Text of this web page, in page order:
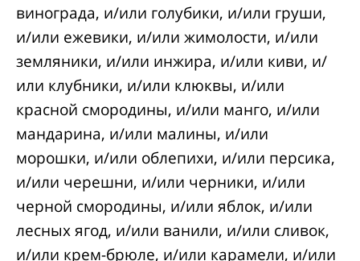
винограда, и/или голубики, и/или груши,
и/или ежевики, и/или жимолости, и/или
земляники, и/или инжира, и/или киви, и/
или клубники, и/или клюквы, и/или
красной смородины, и/или манго, и/или
мандарина, и/или малины, и/или
морошки, и/или облепихи, и/или персика,
и/или черешни, и/или черники, и/или
черной смородины, и/или яблок, и/или
лесных ягод, и/или ванили, и/или сливок,
и/или крем-брюле, и/или карамели, и/или